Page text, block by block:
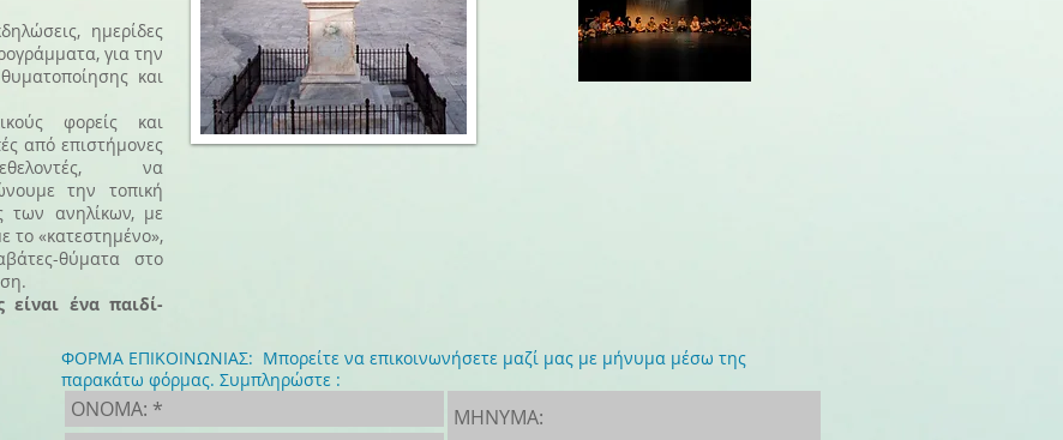
ημερίδες
για την
και
φορείς και
από επιστήμονες
να
την τοπική
των ανηλίκων, με
το «κατεστημένο»,
θύματα στο
ένα παιδί-
ΦΟΡΜΑ ΕΠΙΚΟΙΝΩΝΙΑΣ: Μπορείτε να επικοινωνήσετε μαζί μας με μήνυμα μέσω της
παρακάτω φόρμας. Συμπληρώστε :